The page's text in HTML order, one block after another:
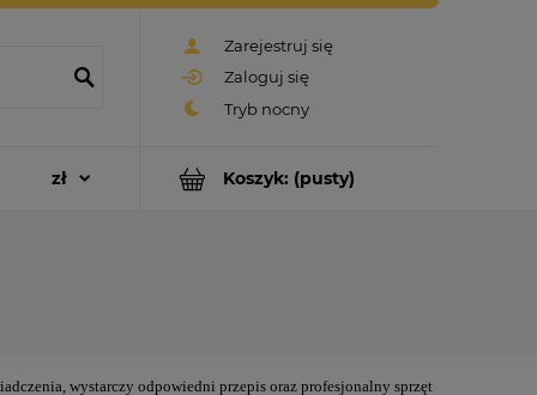
Zarejestruj się
Zaloguj się
Koszyk: (pusty)
wystarczy odpowiedni przepis oraz profesjonalny sprzęt